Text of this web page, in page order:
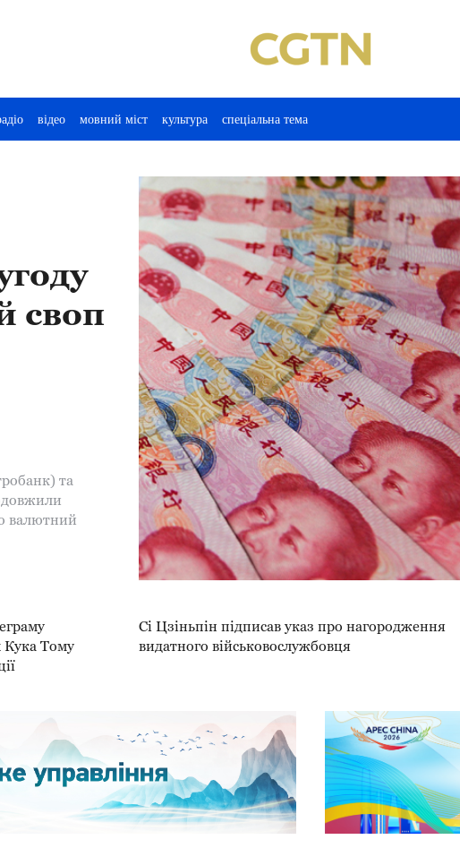
відео мовний міст культура спеціальна тема
своп
та
валютний
Кука Тому
Сі Цзіньпін підписав указ про нагородження
видатного військовослужбовця